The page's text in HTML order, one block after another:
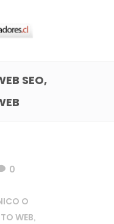
SEO,
0
O
WEB,